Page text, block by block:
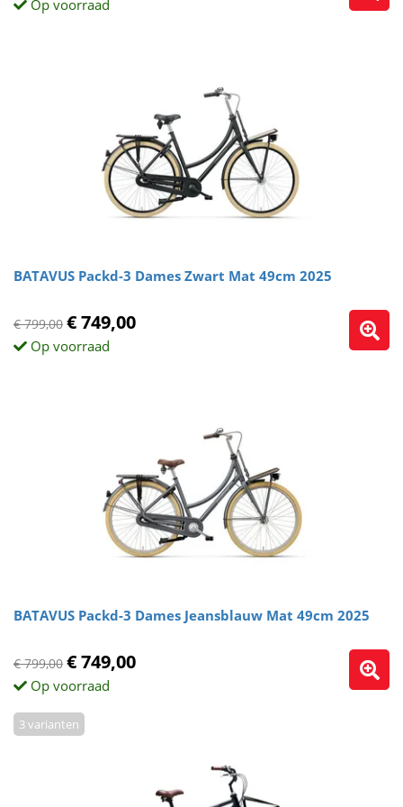
Op voorraad
BATAVUS Packd-3 Dames Zwart Mat 49cm 2025
€ 799,00 € 749,00
Op voorraad
BATAVUS Packd-3 Dames Jeansblauw Mat 49cm 2025
€ 799,00 € 749,00
Op voorraad
3 varianten